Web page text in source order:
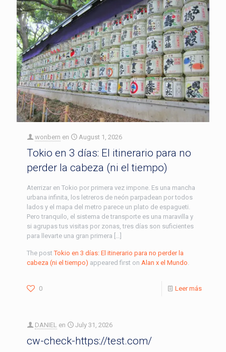
wonbern en August 1, 2026
Tokio en 3 días: El itinerario para no
perder la cabeza (ni el tiempo)
Aterrizar en Tokio por primera vez impone. Es una mancha
urbana infinita, los letreros de neón parpadean por todos
lados y el mapa del metro parece un plato de espagueti.
Pero tranquilo, el sistema de transporte es una maravilla y
si agrupas tus visitas por zonas, tres días son suficientes
para llevarte una gran primera […]
The postTokio en 3 días: El itinerario para no perder la
cabeza (ni el tiempo) appeared first on Alan x el Mundo
0 Leer más
DANIEL en July 31, 2026
cw-check-https://test.com/